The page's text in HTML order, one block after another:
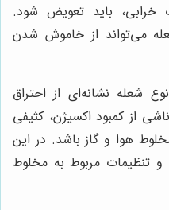
خرابی، باید تعویض شود.
می‌تواند از خاموش شدن
شعله نشانه‌ای از احتراق
از کمبود اکسیژن، کثیفی
هوا و گاز باشد. در این
و تنظیمات مربوط به مخلوط